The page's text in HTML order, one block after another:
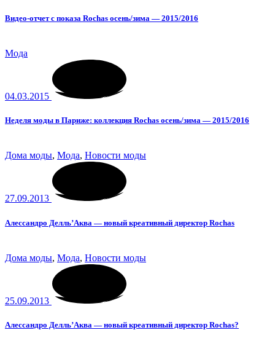
Видео-отчет с показа Rochas осень/зима — 2015/2016
Мода
04.03.2015
Неделя моды в Париже: коллекция Rochas осень/зима — 2015/2016
Дома моды, Мода, Новости моды
27.09.2013
Алессандро Делль’Аква — новый креативный директор Rochas
Дома моды, Мода, Новости моды
25.09.2013
Алессандро Делль’Аква — новый креативный директор Rochas?